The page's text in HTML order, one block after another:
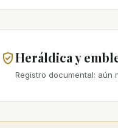
Heráldica y
Registro documental: aún